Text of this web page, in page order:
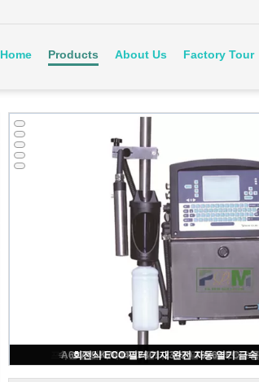
Home Products About Us Factory Tour
프린터를 암호화하는 1-6 라인 ECO 필터 기재